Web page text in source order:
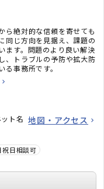
ら絶対的な信頼を寄せても
同じ方向を見据え、課題の
ます。問題のより良い解決
、トラブルの予防や拡大防
る事務所です。
ト名 地図・アクセス
祝日相談可